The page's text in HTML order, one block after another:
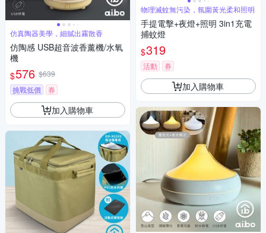
仿真陶器美學，細膩出霧散香
仿陶感 USB超音波香薰機/水氧
機
$576 $639
挑戰低價
券
加入購物車
物理滅蚊無污染，氛圍黃光柔和照明
手提電擊+夜燈+照明 3in1充電
捕蚊燈
$319
活動 券
加入購物車